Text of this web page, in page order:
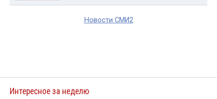
Новости СМИ2
Интересное за неделю